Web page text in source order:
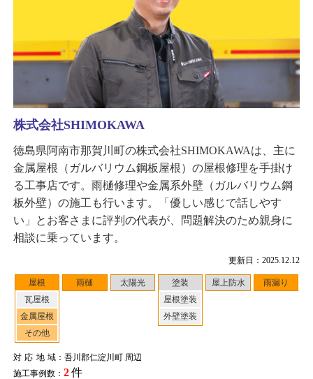
更新日：2025.12.12
屋根
瓦屋根
金属屋根
その他
雨樋 太陽光
塗装
屋根塗装
外壁塗装
屋上防水 雨漏り
対応地域：吾川郡仁淀川町 周辺
施工事例数： 2件
株式会社SHIMOKAWA
徳島県阿南市那賀川町の株式会社SHIMOKAWAは、主に
金属屋根（ガルバリウム鋼板屋根）の屋根修理を手掛け
る工事店です。雨樋修理や金属系外壁（ガルバリウム鋼
板外壁）の施工も行います。「優しい感じで話しやす
い」とお客さまに評判の代表が、問題解決のため親身に
相談に乗っています。